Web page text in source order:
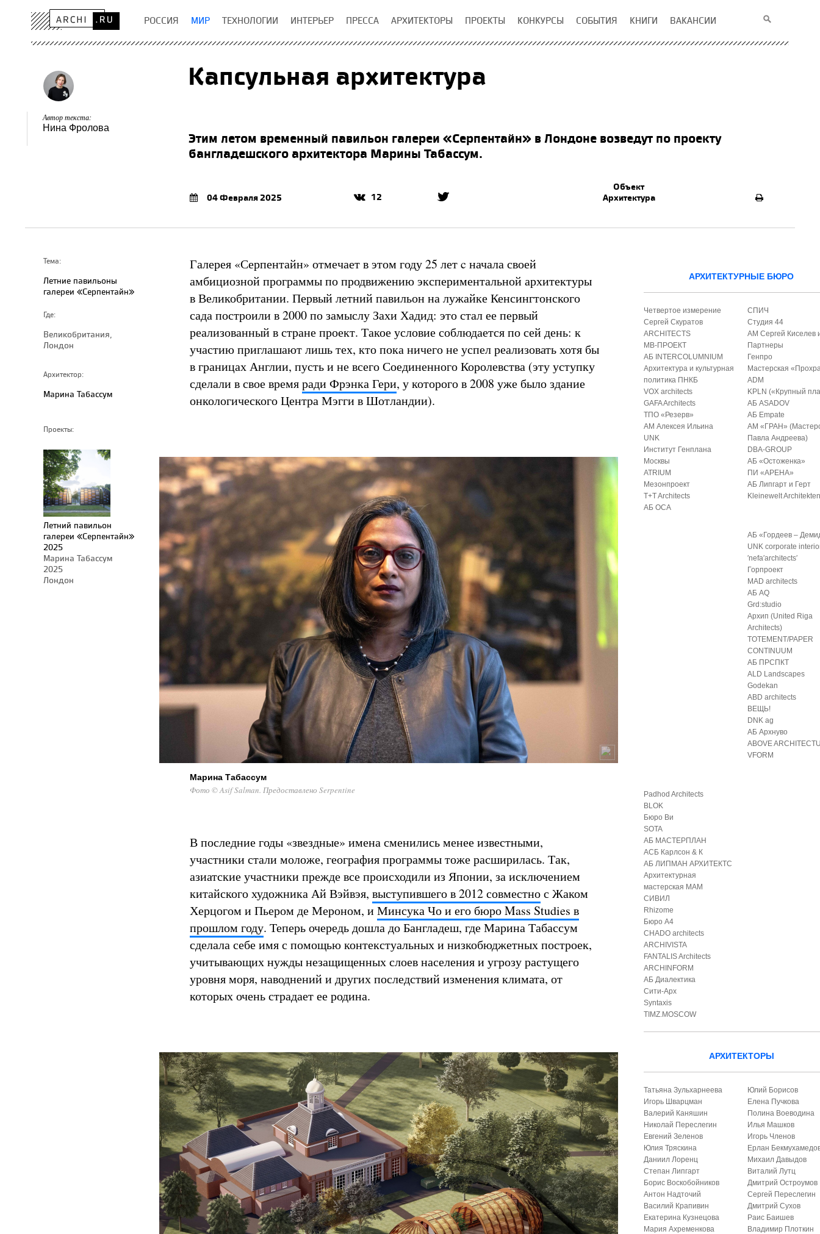
РОССИЯ МИР ТЕХНОЛОГИИ ИНТЕРЬЕР ПРЕССА АРХИТЕКТОРЫ ПРОЕКТЫ КОНКУРСЫ СОБЫТИЯ КНИГИ ВАКАНСИИ
Автор текста:
Нина Фролова
Капсульная архитектура
Этим летом временный павильон галереи «Серпентайн» в Лондоне возведут по проекту
бангладешского архитектора Марины Табассум.
04 Февраля 2025 12
Объект
Архитектура
Тема:
Летние павильоны
галереи «Серпентайн»
Где:
Великобритания,
Лондон
Архитектор:
Марина Табассум
Проекты:
Летний павильон
галереи «Серпентайн»
2025
Марина Табассум
2025
Лондон
Галерея «Серпентайн» отмечает в этом году 25 лет c начала своей
амбициозной программы по продвижению экспериментальной архитектуры
в Великобритании. Первый летний павильон на лужайке Кенсингтонского
сада построили в 2000 по замыслу Захи Хадид: это стал ее первый
реализованный в стране проект. Такое условие соблюдается по сей день: к
участию приглашают лишь тех, кто пока ничего не успел реализовать хотя бы
в границах Англии, пусть и не всего Соединенного Королевства (эту уступку
сделали в свое времяради Фрэнка Гери, у которого в 2008 уже было здание
онкологического Центра Мэгги в Шотландии).
Марина Табассум
Фото © Asif Salman. Предоставлено Serpentine
В последние годы «звездные» имена сменились менее известными,
участники стали моложе, география программы тоже расширилась. Так,
азиатские участники прежде все происходили из Японии, за исключением
китайского художника Ай Вэйвэя, выступившего в 2012 совместнос Жаком
Херцогом и Пьером де Мероном, иМинсука Чо и его бюро Mass Studies в
прошлом году. Теперь очередь дошла до Бангладеш, где Марина Табассум
сделала себе имя с помощью контекстуальных и низкобюджетных построек,
учитывающих нужды незащищенных слоев населения и угрозу растущего
уровня моря, наводнений и других последствий изменения климата, от
которых очень страдает ее родина.
АРХИТЕКТУРНЫЕ БЮРО
Четвертое измерение
Сергей Скуратов
ARCHITECTS
МВ-ПРОЕКТ
АБ INTERCOLUMNIUM
Архитектура и культурная
политика ПНКБ
VOX architects
GAFA Architects
ТПО «Резерв»
АМ Алексея Ильина
UNK
Институт Генплана
Москвы
ATRIUM
Мезонпроект
T+T Architects
АБ ОСА
СПИЧ
Студия 44
АМ Сергей Киселев
Партнеры
Генпро
Мастерская
ADM
KPLN («Крупный
АБ ASADOV
АБ Empate
АМ «ГРАН»
Павла Андреева)
DBA-GROUP
АБ «Остоженка»
ПИ «АРЕНА»
АБ Липгарт и Герт
Kleinewelt
АБ «Гордеев –
UNK corporate
′nefa′architects′
Горпроект
MAD architects
АБ AQ
Grd:studio
Архип (United Riga
Architects)
TOTEMENT/PAPER
CONTINUUM
АБ ПРСПКТ
ALD Landscapes
Godekan
ABD architects
ВЕЩЬ!
DNK ag
АБ Архнуво
ABOVE
VFORM
Padhod Architects
BLOK
Бюро Ви
SOTA
АБ МАСТЕРПЛАН
АСБ Карлсон & К
АБ ЛИПМАН АРХИТЕКТС
Архитектурная
мастерская МАМ
СИВИЛ
Rhizome
Бюро А4
CHADO architects
ARCHIVISTA
FANTALIS Architects
ARCHINFORM
АБ Диалектика
Сити-Арх
Syntaxis
TIMZ.MOSCOW
АРХИТЕКТОРЫ
Татьяна Зульхарнеева
Игорь Шварцман
Валерий Каняшин
Николай Переслегин
Евгений Зеленов
Юлия Тряскина
Даниил Лоренц
Степан Липгарт
Борис Воскобойников
Антон Надточий
Василий Крапивин
Екатерина Кузнецова
Мария Ахременкова
Юлий Борисов
Елена Пучкова
Полина Воеводина
Илья Машков
Игорь Членов
Ерлан
Михаил Давыдов
Виталий Лутц
Дмитрий Остроумов
Сергей Переслегин
Дмитрий Сухов
Раис Баишев
Владимир Плоткин